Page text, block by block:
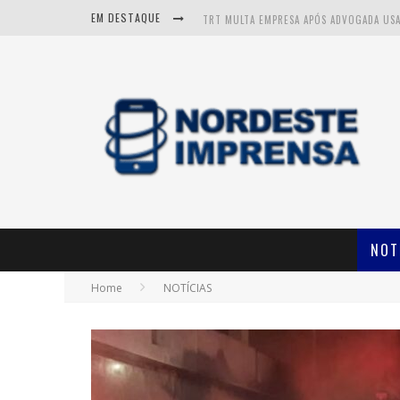
EM DESTAQUE
Home NOTÍCIAS